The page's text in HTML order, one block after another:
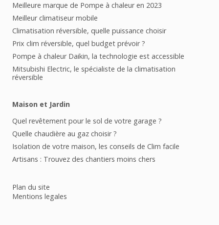
Meilleure marque de Pompe à chaleur en 2023
Meilleur climatiseur mobile
Climatisation réversible, quelle puissance choisir
Prix clim réversible, quel budget prévoir ?
Pompe à chaleur Daikin, la technologie est accessible
Mitsubishi Electric, le spécialiste de la climatisation
réversible
Maison et Jardin
Quel revêtement pour le sol de votre garage ?
Quelle chaudière au gaz choisir ?
Isolation de votre maison, les conseils de Clim facile
Artisans : Trouvez des chantiers moins chers
Plan du site
Mentions legales